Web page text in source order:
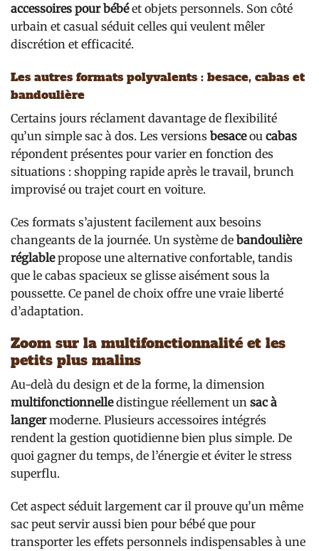
accessoires pour bébéet objets personnels. Son côté
urbain et casual séduit celles qui veulent mêler
discrétion et efficacité.
Les autres formats polyvalents : besace, cabas et
bandoulière
Certains jours réclament davantage de flexibilité
qu’un simple sac à dos. Les versions besaceou cabas
répondent présentes pour varier en fonction des
situations : shopping rapide après le travail, brunch
improvisé ou trajet court en voiture.
Ces formats s’ajustent facilement aux besoins
changeants de la journée. Un système de bandoulière
réglablepropose une alternative confortable, tandis
que le cabas spacieux se glisse aisément sous la
poussette. Ce panel de choix offre une vraie liberté
d’adaptation.
Zoom sur la multifonctionnalité et les
petits plus malins
Au-delà du design et de la forme, la dimension
multifonctionnelledistingue réellement un sac à
langermoderne. Plusieurs accessoires intégrés
rendent la gestion quotidienne bien plus simple. De
quoi gagner du temps, de l’énergie et éviter le stress
superflu.
Cet aspect séduit largement car il prouve qu’un même
sac peut servir aussi bien pour bébé que pour
transporter les effets personnels indispensables à une